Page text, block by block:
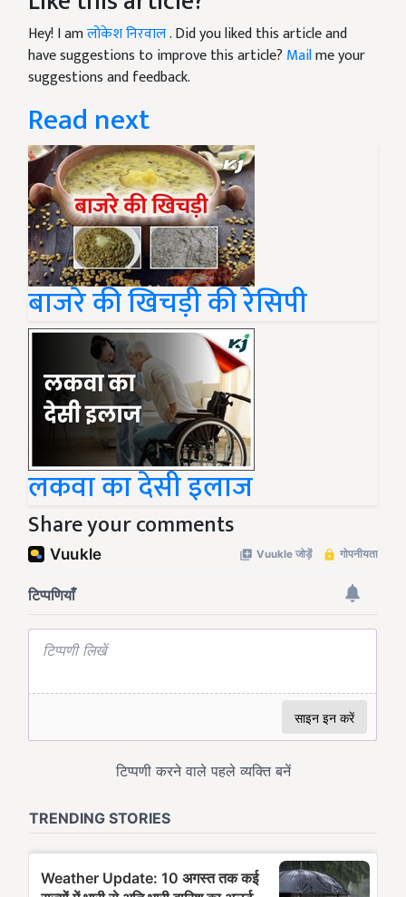
Hey! I amलोकेश निरवाल. Did you liked this article and
have suggestions to improve this article? Mailme your
suggestions and feedback.
Read next
बाजरे की खिचड़ी की रेसिपी
लकवा का देसी इलाज
Share your comments